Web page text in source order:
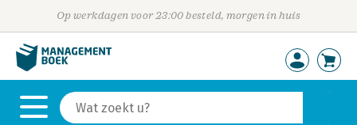
Op werkdagen voor 23:00 besteld, morgen in huis